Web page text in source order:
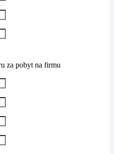
za pobyt na firmu